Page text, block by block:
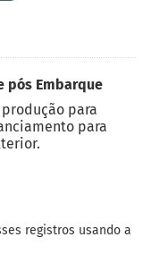
pós Embarque
para
para
registros usando a